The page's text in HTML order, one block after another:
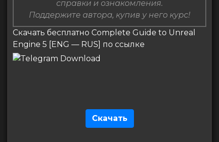
справки и ознакомления.
Поддержите автора, купив у него курс!
Скачать бесплатно Complete Guide to Unreal
Engine 5 [ENG — RUS] по ссылке
Скачать